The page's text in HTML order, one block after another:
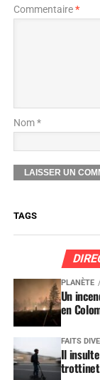
Commentaire*
Nom *
TAGS
PLANÈTE
Un
en
FAITS
Il